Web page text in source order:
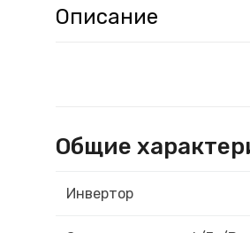
Описание
Общие
Инвертор